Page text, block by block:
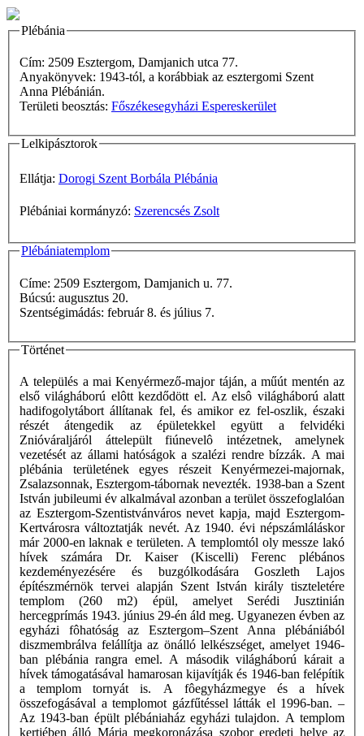
Plébánia
Cím: 2509 Esztergom, Damjanich utca 77.
Anyakönyvek: 1943-tól, a korábbiak az esztergomi Szent
Anna Plébánián.
Területi beosztás: Főszékesegyházi Espereskerület
Lelkipásztorok
Ellátja: Dorogi Szent Borbála Plébánia
Plébániai kormányzó: Szerencsés Zsolt
Plébániatemplom
Címe: 2509 Esztergom, Damjanich u. 77.
Búcsú: augusztus 20.
Szentségimádás: február 8. és július 7.
Történet
A település a mai Kenyérmező-major táján, a műút mentén az
első világháború elôtt kezdődött el. Az elsô világháború alatt
hadifogolytábort állítanak fel, és amikor ez fel-oszlik, északi
részét átengedik az épületekkel együtt a felvidéki
Znióváraljáról áttelepült fiúnevelô intézetnek, amelynek
vezetését az állami hatóságok a szalézi rendre bízzák. A mai
plébánia területének egyes részeit Kenyérmezei-majornak,
Zsalazsonnak, Esztergom-tábornak nevezték. 1938-ban a Szent
István jubileumi év alkalmával azonban a terület összefoglalóan
az Esztergom-Szentistvánváros nevet kapja, majd Esztergom-
Kertvárosra változtatják nevét. Az 1940. évi népszámláláskor
már 2000-en laknak e területen. A templomtól oly messze lakó
hívek számára Dr. Kaiser (Kiscelli) Ferenc plébános
kezdeményezésére és buzgólkodására Goszleth Lajos
építészmérnök tervei alapján Szent István király tiszteletére
templom (260 m2) épül, amelyet Serédi Jusztinián
hercegprímás 1943. június 29-én áld meg. Ugyanezen évben az
egyházi fôhatóság az Esztergom–Szent Anna plébániából
diszmembrálva felállítja az önálló lelkészséget, amelyet 1946-
ban plébánia rangra emel. A második világháború kárait a
hívek támogatásával hamarosan kijavítják és 1946-ban felépítik
a templom tornyát is. A fôegyházmegye és a hívek
összefogásával a templomot gázfűtéssel látták el 1996-ban. –
Az 1943-ban épült plébániaház egyházi tulajdon. A templom
kertjében álló Mária megkoronázása szobor eredeti helye az